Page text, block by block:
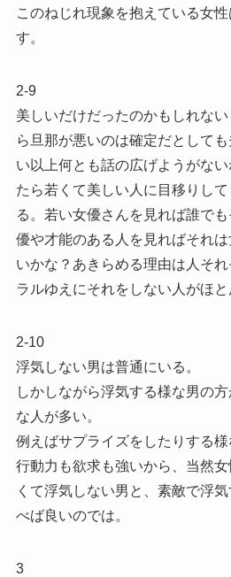
このねじれ現象を抱えている女
す。
2-9
美しいだけだったのかもしれな
ら旦那が悪いのは確定だとして
い以上何とも話の広げようがな
たら若くて美しい人に目移りし
る。若い女優さんを見れば誰で
優や才能のある人を見ればそれ
いかな？あきらめる理由は人そ
ラルゆえにそれをしない人がほと
2-10
浮気しない男は普通にいる。
しかしながら浮気する様な男の
な人が多い。
例えばサプライズをしたりする様
行動力も欲求も強いから、当然
くて浮気しない男と、素敵で浮
べば良いのでは。
3